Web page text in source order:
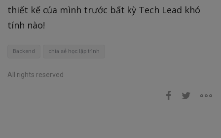
thiết kế của mình trước bất kỳ Tech Lead khó
tính nào!
Backend chia sẻ học lập trình
All rights reserved